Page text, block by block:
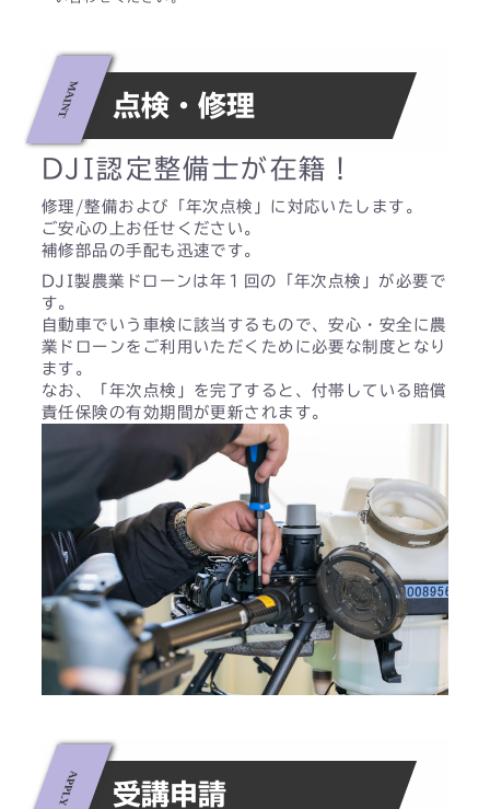
点検・修理
DJI認定整備士が在籍！
修理/整備および「年次点検」に対応いたします。
ご安心の上お任せください。
補修部品の手配も迅速です。
DJI製農業ドローンは年１回の「年次点検」が必要で
す。
自動車でいう車検に該当するもので、安心・安全に農
業ドローンをご利用いただくために必要な制度となり
ます。
なお、「年次点検」を完了すると、付帯している賠償
責任保険の有効期間が更新されます。
受講申請